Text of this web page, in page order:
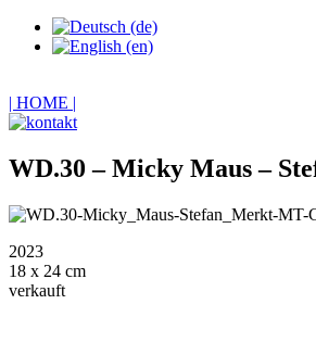
| HOME |
WD.30 – Micky Maus –
2023
18 x 24 cm
verkauft